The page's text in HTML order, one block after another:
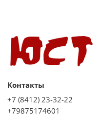
Контакты
+7 (8412) 23-32-22
+79875174601